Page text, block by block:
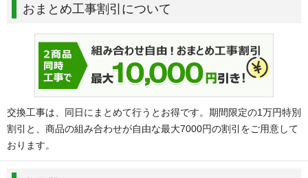
おまとめ工事割引について
交換工事は、同日にまとめて行うとお得です。期間限定の1万円特別
割引と、商品の組み合わせが自由な最大7000円の割引をご用意して
おります。